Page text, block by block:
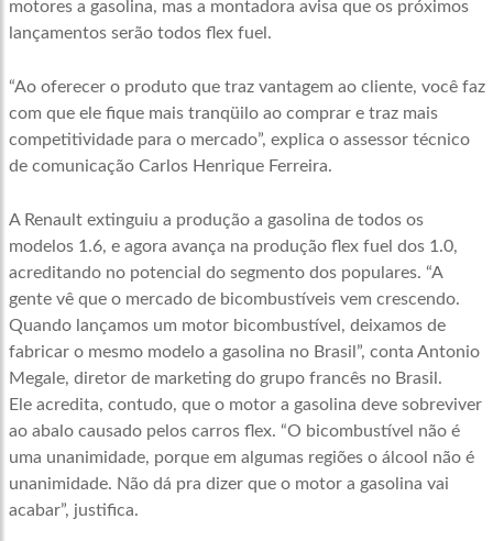
motores a gasolina, mas a montadora avisa que os próximos
lançamentos serão todos flex fuel.
“Ao oferecer o produto que traz vantagem ao cliente, você faz
com que ele fique mais tranqüilo ao comprar e traz mais
competitividade para o mercado”, explica o assessor técnico
de comunicação Carlos Henrique Ferreira.
A Renault extinguiu a produção a gasolina de todos os
modelos 1.6, e agora avança na produção flex fuel dos 1.0,
acreditando no potencial do segmento dos populares. “A
gente vê que o mercado de bicombustíveis vem crescendo.
Quando lançamos um motor bicombustível, deixamos de
fabricar o mesmo modelo a gasolina no Brasil”, conta Antonio
Megale, diretor de marketing do grupo francês no Brasil.
Ele acredita, contudo, que o motor a gasolina deve sobreviver
ao abalo causado pelos carros flex. “O bicombustível não é
uma unanimidade, porque em algumas regiões o álcool não é
unanimidade. Não dá pra dizer que o motor a gasolina vai
acabar”, justifica.